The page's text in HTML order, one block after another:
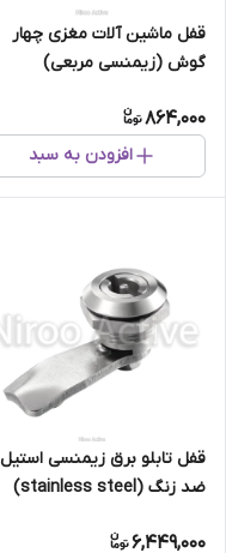
قفل ماشین آلات مغزی چهار
گوش (زیمنسی مربعی)
864,000
افزودن به سبد
قفل تابلو برق زیمنسی استیل
ضد زنگ (stainless steel)
6,449,000